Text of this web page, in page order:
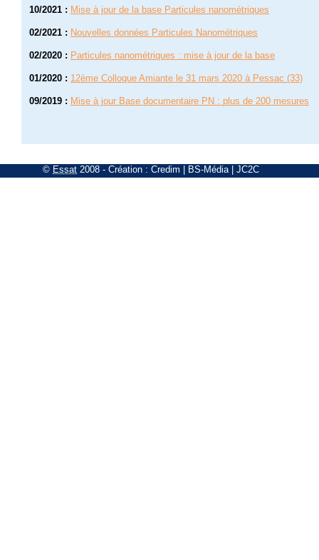
10/2021 : Mise à jour de la base Particules nanométriques
02/2021 : Nouvelles données Particules Nanométriques
02/2020 : Particules nanométriques : mise à jour de la base
01/2020 : 12ème Colloque Amiante le 31 mars 2020 à Pessac (33)
09/2019 : Mise à jour Base documentaire PN : plus de 200 mesures
© Essat 2008 - Création : Credim BS-Média| JC2C